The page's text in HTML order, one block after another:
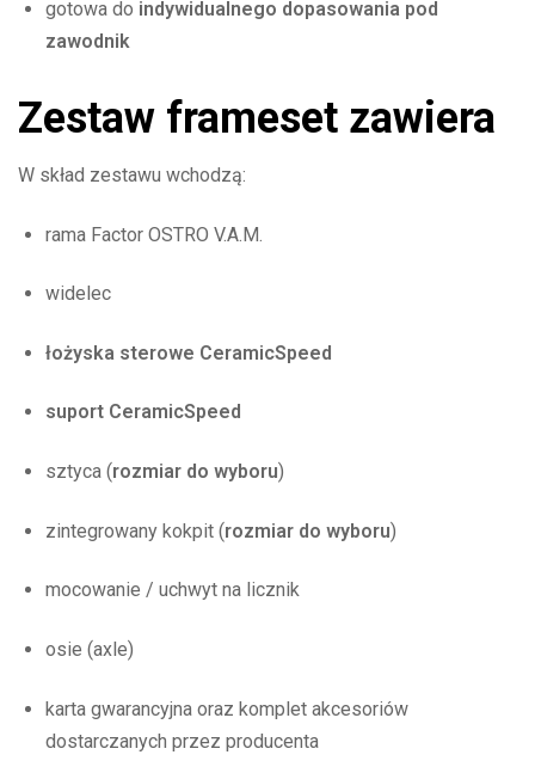
gotowa do indywidualnego dopasowania pod
zawodnik
Zestaw frameset zawiera
W skład zestawu wchodzą:
rama Factor OSTRO V.A.M.
widelec
łożyska sterowe CeramicSpeed
suport CeramicSpeed
sztyca (rozmiar do wyboru)
zintegrowany kokpit (rozmiar do wyboru)
mocowanie / uchwyt na licznik
osie (axle)
karta gwarancyjna oraz komplet akcesoriów
dostarczanych przez producenta